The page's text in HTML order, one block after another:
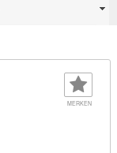
MERKEN